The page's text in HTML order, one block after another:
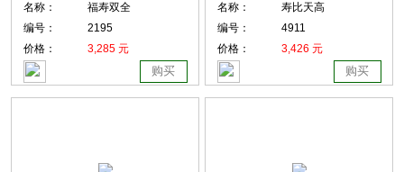
名称：
福寿双全
编号：
2195
价格：
3,285 元
购买
名称：
寿比天高
编号：
4911
价格：
3,426 元
购买